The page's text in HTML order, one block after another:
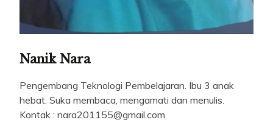
Nanik Nara
Pengembang Teknologi Pembelajaran. Ibu 3 anak
hebat. Suka membaca, mengamati dan menulis.
Kontak : nara201155@gmail.com